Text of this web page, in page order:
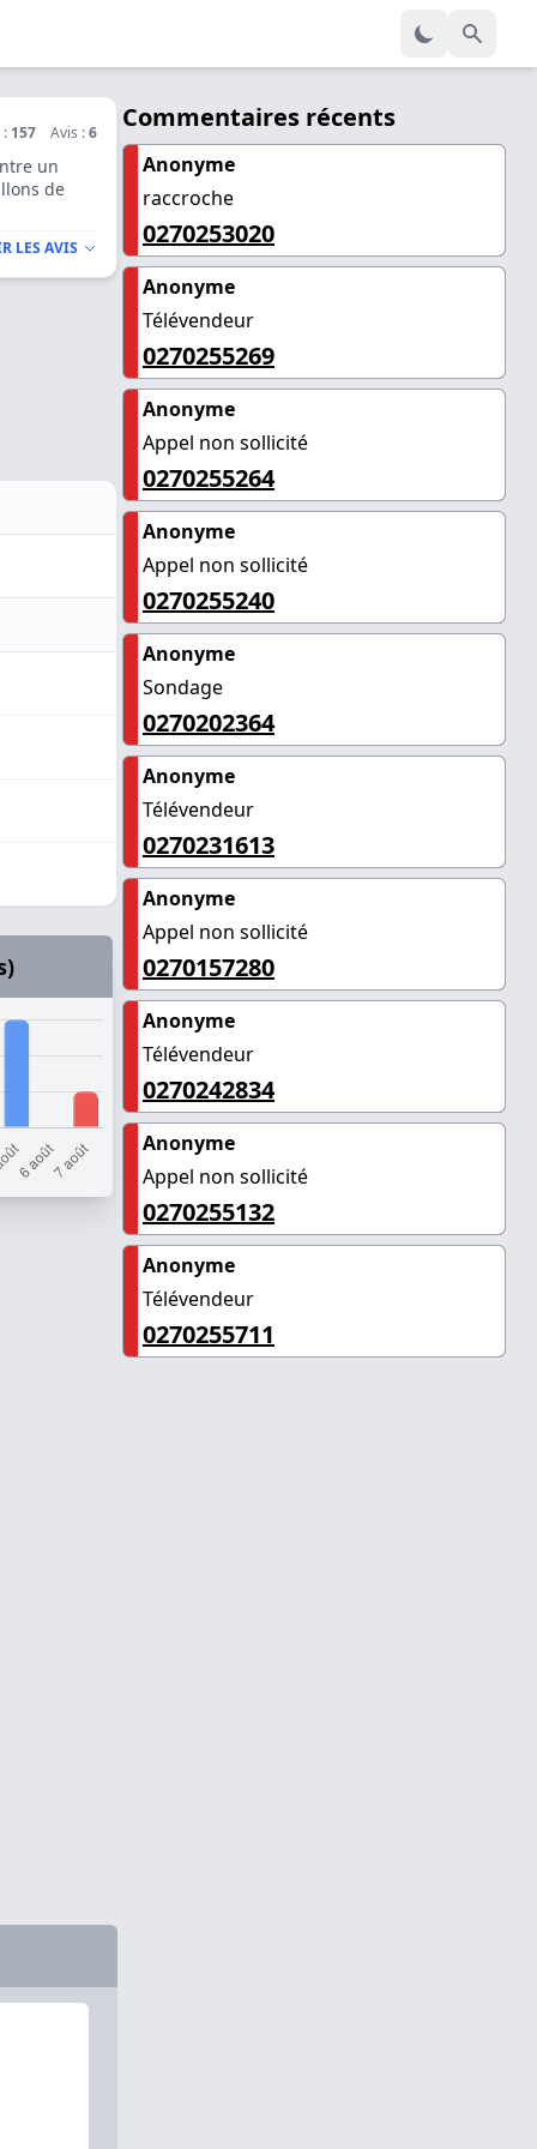
: 157 Avis :6
un
de
LES AVIS
Commentaires récents
Anonyme
raccroche
0270253020
Anonyme
Télévendeur
0270255269
Anonyme
Appel non sollicité
0270255264
Anonyme
Appel non sollicité
0270255240
Anonyme
Sondage
0270202364
Anonyme
Télévendeur
0270231613
Anonyme
Appel non sollicité
0270157280
Anonyme
Télévendeur
0270242834
Anonyme
Appel non sollicité
0270255132
Anonyme
Télévendeur
0270255711